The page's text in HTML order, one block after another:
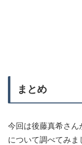
まとめ
今回は後藤真希さん
について調べてみま